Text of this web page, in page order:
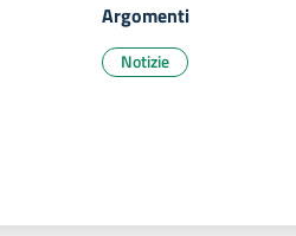
Argomenti
Notizie